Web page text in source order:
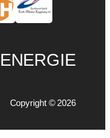
ENERGIE
Copyright © 2026